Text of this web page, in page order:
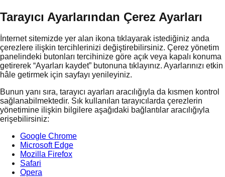
Tarayıcı Ayarlarından Çerez Ayarları
İnternet sitemizde yer alan ikona tıklayarak istediğiniz anda
çerezlere ilişkin tercihlerinizi değiştirebilirsiniz. Çerez yönetim
panelindeki butonları tercihinize göre açık veya kapalı konuma
getirerek “Ayarları kaydet” butonuna tıklayınız. Ayarlarınızı etkin
hâle getirmek için sayfayı yenileyiniz.
Bunun yanı sıra, tarayıcı ayarları aracılığıyla da kısmen kontrol
sağlanabilmektedir. Sık kullanılan tarayıcılarda çerezlerin
yönetimine ilişkin bilgilere aşağıdaki bağlantılar aracılığıyla
erişebilirsiniz:
Google Chrome
Microsoft Edge
Mozilla Firefox
Safari
Opera